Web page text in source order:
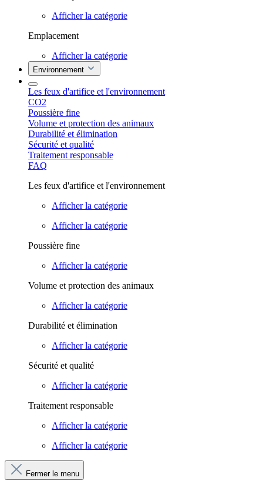
Afficher la catégorie
Emplacement
Afficher la catégorie
Environnement
Les feux d'artifice et l'environnement
CO2
Poussière fine
Volume et protection des animaux
Durabilité et élimination
Sécurité et qualité
Traitement responsable
FAQ
Les feux d'artifice et l'environnement
Afficher la catégorie
Afficher la catégorie
Poussière fine
Afficher la catégorie
Volume et protection des animaux
Afficher la catégorie
Durabilité et élimination
Afficher la catégorie
Sécurité et qualité
Afficher la catégorie
Traitement responsable
Afficher la catégorie
Afficher la catégorie
Fermer le menu